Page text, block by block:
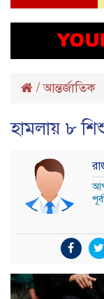
/আন্তর্জাতিক
হামলায় ৮